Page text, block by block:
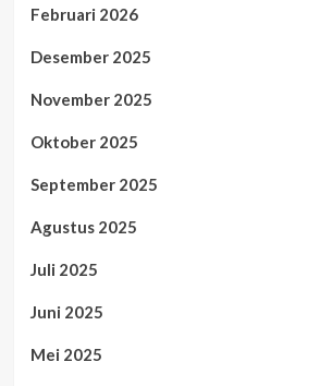
Februari 2026
Desember 2025
November 2025
Oktober 2025
September 2025
Agustus 2025
Juli 2025
Juni 2025
Mei 2025